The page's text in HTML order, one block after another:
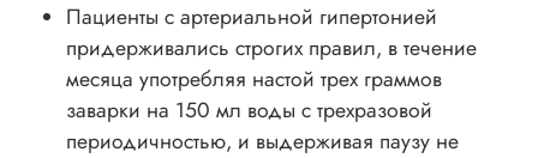
Пациенты с артериальной гипертонией
придерживались строгих правил, в течение
месяца употребляя настой трех граммов
заварки на 150 мл воды с трехразовой
периодичностью, и выдерживая паузу не